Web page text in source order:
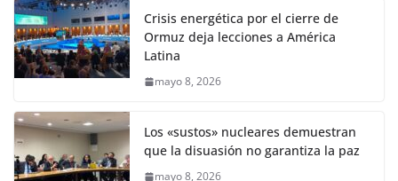
Crisis energética por el cierre de
Ormuz deja lecciones a América
Latina
mayo 8, 2026
Los «sustos» nucleares demuestran
que la disuasión no garantiza la paz
mayo 8, 2026